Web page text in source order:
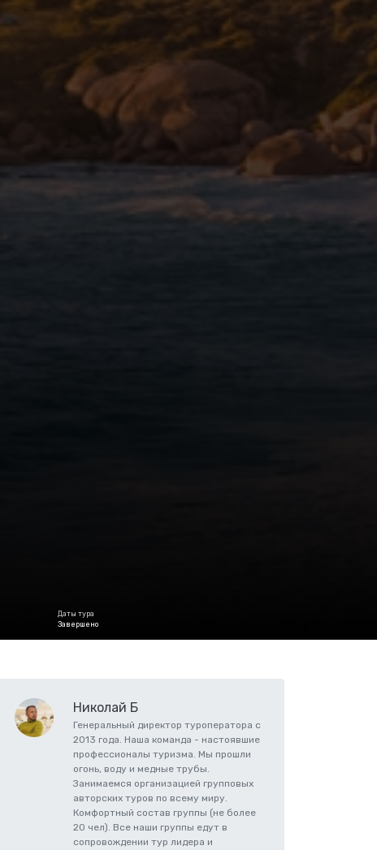
Даты тура
Завершено
Николай Б
Генеральный директор туроператора с
2013 года. Наша команда - настоявшие
профессионалы туризма. Мы прошли
огонь, воду и медные трубы.
Занимаемся организацией групповых
авторских туров по всему миру.
Комфортный состав группы (не более
20 чел). Все наши группы едут в
сопровождении тур лидера и